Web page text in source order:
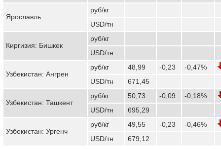
Ярославль
руб/кг
USD/тн
Киргизия: Бишкек
руб/кг
USD/тн
Узбекистан: Ангрен
руб/кг 48,99 -0,23
-0,47%
USD/тн
671,45
Узбекистан: Ташкент
руб/кг 50,73 -0,09
-0,18%
USD/тн
695,29
Узбекистан: Ургенч
руб/кг 49,55 -0,23
-0,46%
USD/тн
679,12